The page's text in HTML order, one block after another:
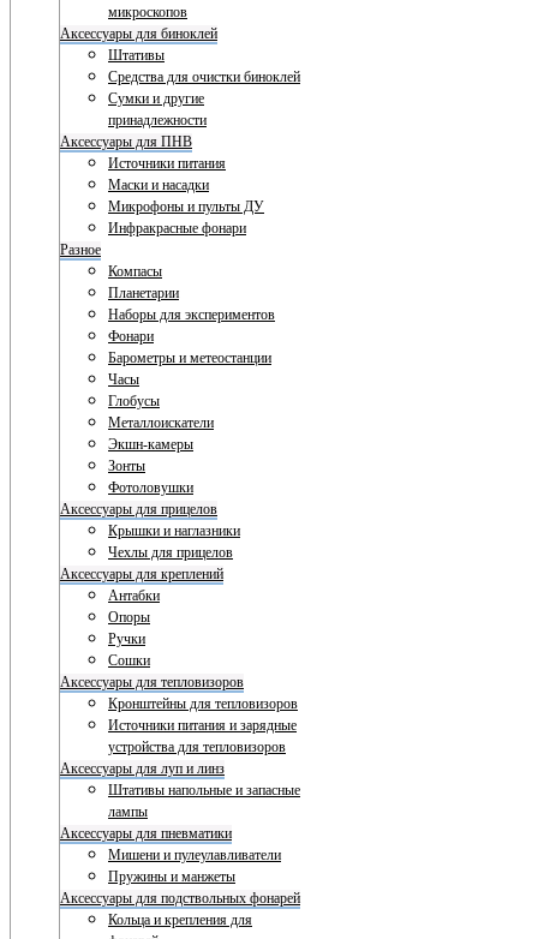
микроскопов
Аксессуары для биноклей
Штативы
Средства для очистки биноклей
Сумки и другие
принадлежности
Аксессуары для ПНВ
Источники питания
Маски и насадки
Микрофоны и пульты ДУ
Инфракрасные фонари
Разное
Компасы
Планетарии
Наборы для экспериментов
Фонари
Барометры и метеостанции
Часы
Глобусы
Металлоискатели
Экшн-камеры
Зонты
Фотоловушки
Аксессуары для прицелов
Крышки и наглазники
Чехлы для прицелов
Аксессуары для креплений
Антабки
Опоры
Ручки
Сошки
Аксессуары для тепловизоров
Кронштейны для тепловизоров
Источники питания и зарядные
устройства для тепловизоров
Аксессуары для луп и линз
Штативы напольные и запасные
лампы
Аксессуары для пневматики
Мишени и пулеулавливатели
Пружины и манжеты
Аксессуары для подствольных фонарей
Кольца и крепления для